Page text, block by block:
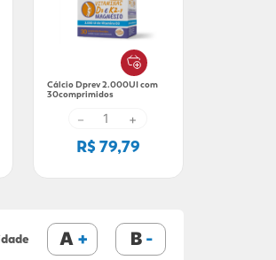
Cálcio Dprev 2.000UI com
30comprimidos
－ +
R$ 79,79
A B